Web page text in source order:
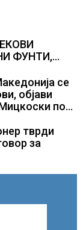
ФУНТИ,
им сесе
објави
по
тврди
за